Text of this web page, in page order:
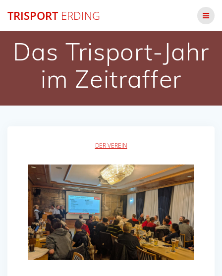
TRISPORTERDING
Das Trisport-Jahr
im Zeitraffer
DER VEREIN